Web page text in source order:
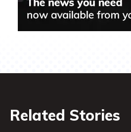
Related Stories